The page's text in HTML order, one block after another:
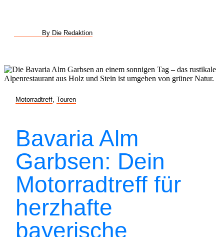
By Die Redaktion
Motorradtreff Touren
Bavaria Alm
Garbsen: Dein
Motorradtreff für
herzhafte
bayerische